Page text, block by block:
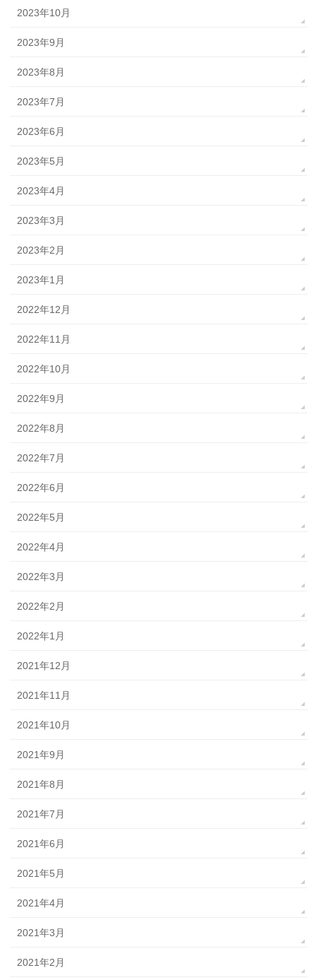
2023年10月
2023年9月
2023年8月
2023年7月
2023年6月
2023年5月
2023年4月
2023年3月
2023年2月
2023年1月
2022年12月
2022年11月
2022年10月
2022年9月
2022年8月
2022年7月
2022年6月
2022年5月
2022年4月
2022年3月
2022年2月
2022年1月
2021年12月
2021年11月
2021年10月
2021年9月
2021年8月
2021年7月
2021年6月
2021年5月
2021年4月
2021年3月
2021年2月